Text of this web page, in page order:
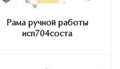
Рама ручной работы
исп704соста